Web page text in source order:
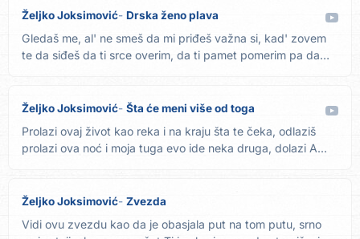
Željko Joksimović Drska ženo plava
Gledaš me, al' ne smeš da mi priđeš važna si, kad' zovem
te da siđeš da ti srce overim, da ti pamet pomerim pa da
Željko Joksimović Šta će meni više od toga
Prolazi ovaj život kao reka i na kraju šta te čeka, odlaziš
prolazi ova noć i moja tuga evo ide neka druga, dolazi A...
Željko Joksimović Zvezda
Vidi ovu zvezdu kao da je obasjala put na tom putu, srno